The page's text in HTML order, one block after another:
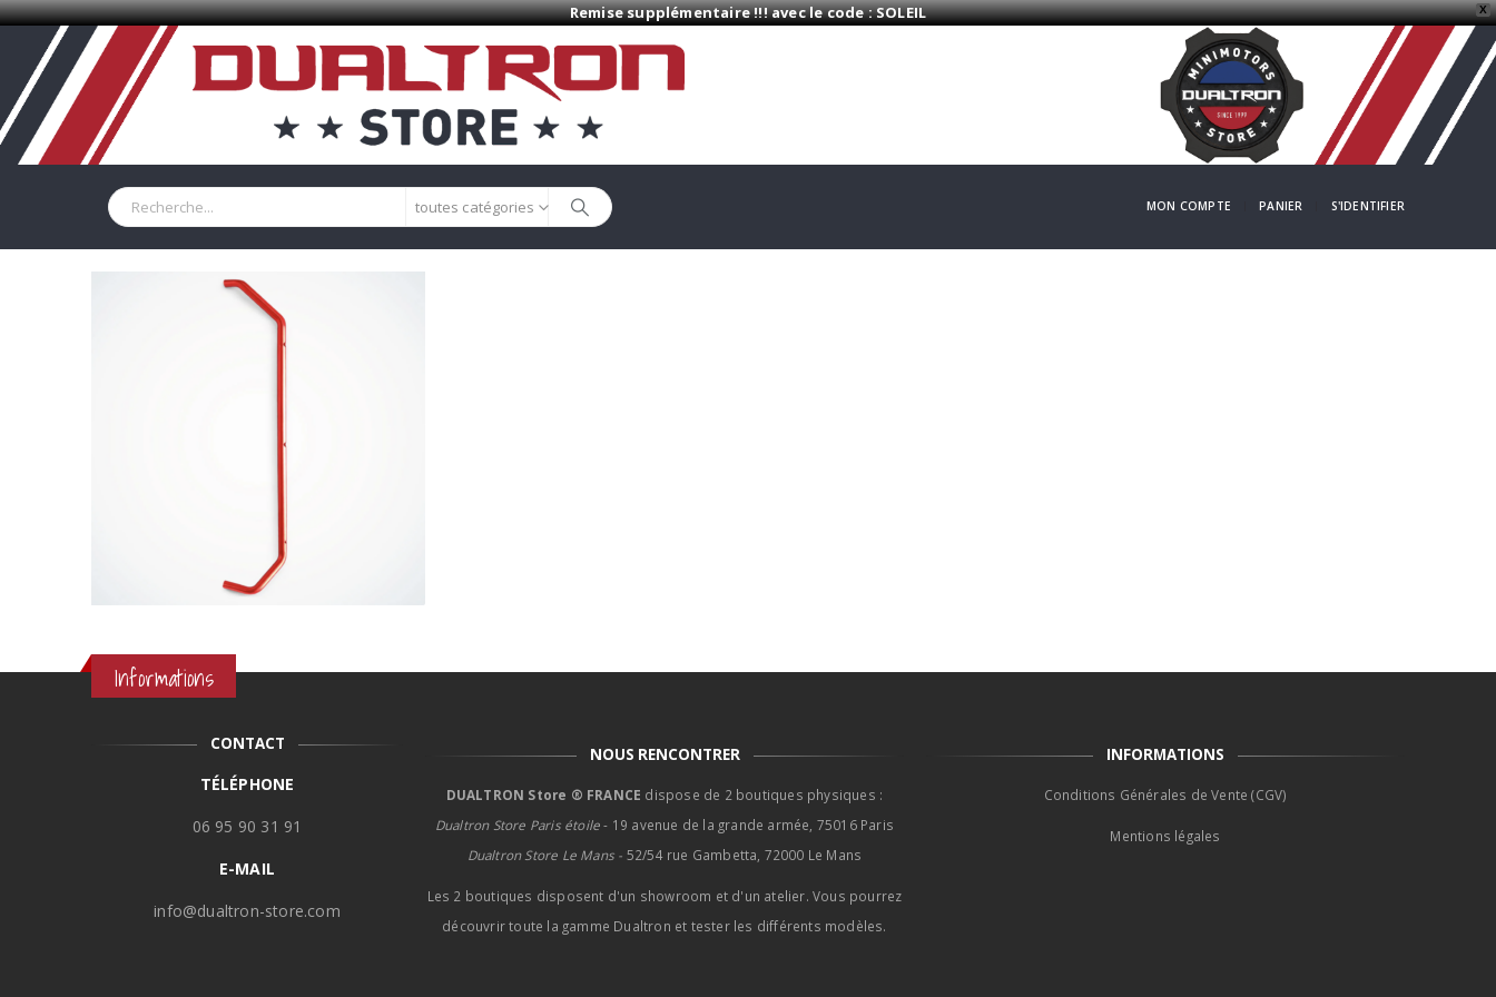
X
Remise supplémentaire !!! avec le code : SOLEIL
toutes catégories MON COMPTE PANIER S'IDENTIFIER
Informations
CONTACT
TÉLÉPHONE
06 95 90 31 91
E-MAIL
info@dualtron-store.com
NOUS RENCONTRER
DUALTRON Store ® FRANCE dispose de 2 boutiques physiques :
Dualtron Store Paris étoile- 19 avenue de la grande armée, 75016 Paris
Dualtron Store Le Mans - 52/54 rue Gambetta, 72000 Le Mans
Les 2 boutiques disposent d'un showroom et d'un atelier. Vous pourrez
découvrir toute la gamme Dualtron et tester les différents modèles.
INFORMATIONS
Conditions Générales de Vente (CGV)
Mentions légales